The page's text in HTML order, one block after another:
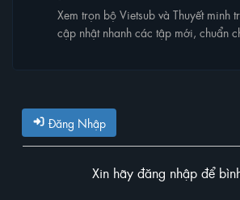
Xem trọn bộ Vietsub và Thuyết minh
cập nhật nhanh các tập mới, chuẩn
Đăng Nhập
Xin hãy đăng nhập để